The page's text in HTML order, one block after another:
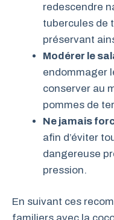
redescendre
tubercules de
préservant
Modérer le
endommager
conserver au
pommes de
Ne jamais
afin d’éviter
dangereuse
pression.
En suivant ces